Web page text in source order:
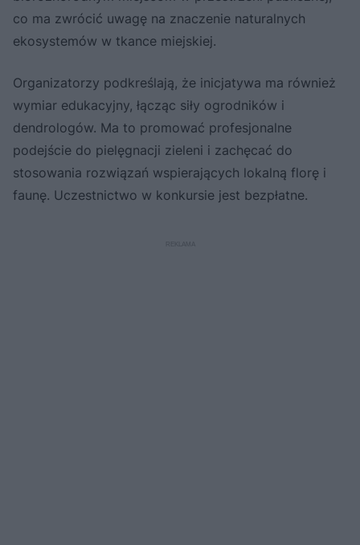
co ma zwrócić uwagę na znaczenie naturalnych
ekosystemów w tkance miejskiej.
Organizatorzy podkreślają, że inicjatywa ma również
wymiar edukacyjny, łącząc siły ogrodników i
dendrologów. Ma to promować profesjonalne
podejście do pielęgnacji zieleni i zachęcać do
stosowania rozwiązań wspierających lokalną florę i
faunę. Uczestnictwo w konkursie jest bezpłatne.